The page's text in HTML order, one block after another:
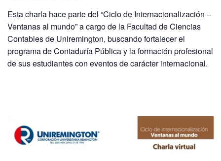
Esta charla hace parte del “Ciclo de Internacionalización –
Ventanas al mundo” a cargo de la Facultad de Ciencias
Contables de Uniremington, buscando fortalecer el
programa de Contaduría Pública y la formación profesional
de sus estudiantes con eventos de carácter internacional.